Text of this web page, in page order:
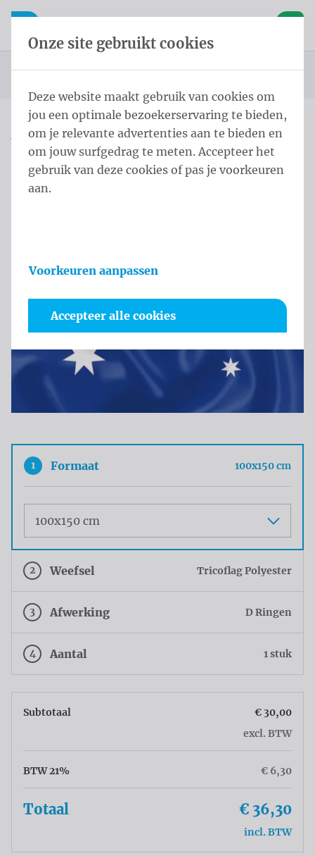
Inhoud overslaan
Taalkeuze overslaan
Open mobiele navigatie
Startpagina
Producten
Vlaggen
Officiële vlaggen
Landenvlaggen
Landenvlaggen Oceanië Vlag Australië 100x150 cm
Vlag Australië 100x150 cm
Productinformatie
1 Formaat 100x150 cm
2 Weefsel Tricoflag Polyester
3 Afwerking D Ringen
4 Aantal 1 stuk
Subtotaal
€ 30,00
excl. BTW
BTW 21% € 6,30
Totaal € 36,30
incl. BTW
Onze site gebruikt cookies
Deze website maakt gebruik van cookies om
jou een optimale bezoekerservaring te bieden,
om je relevante advertenties aan te bieden en
om jouw surfgedrag te meten. Accepteer het
gebruik van deze cookies of pas je voorkeuren
aan.
Voorkeuren aanpassen
Accepteer alle cookies